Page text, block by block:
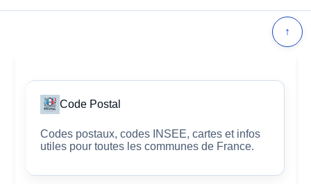
↑
Code Postal
Codes postaux, codes INSEE, cartes et infos
utiles pour toutes les communes de France.